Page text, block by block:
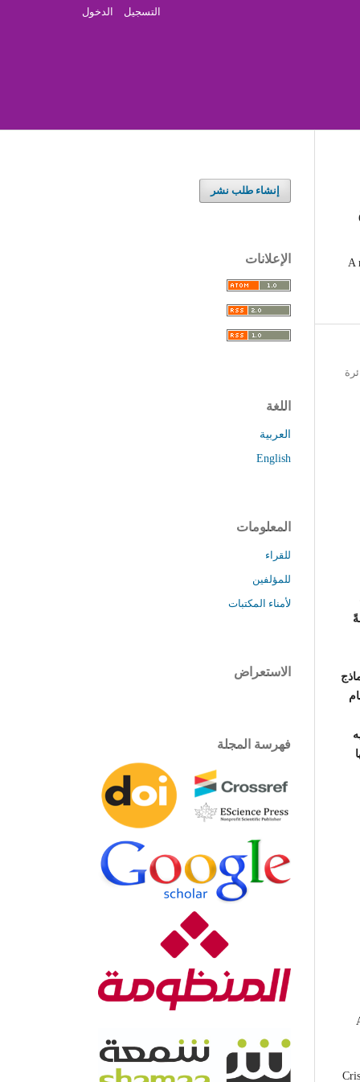
التسجيل الدخول
A
إنشاء طلب نشر
الإعلانات
اللغة
العربية
English
المعلومات
للقراء
للمؤلفين
لأمناء المكتبات
الاستعراض
فهرسة المجلة